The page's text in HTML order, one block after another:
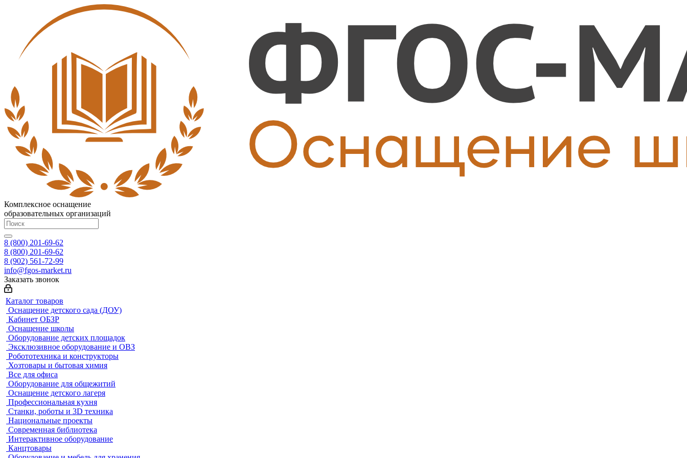
Комплексное оснащение
образовательных организаций
8 (800) 201-69-62
8 (800) 201-69-62
8 (902) 561-72-99
info@fgos-market.ru
Заказать звонок
Каталог товаров
Оснащение детского сада (ДОУ)
Кабинет ОБЗР
Оснащение школы
Оборудование детских площадок
Эксклюзивное оборудование и ОВЗ
Робототехника и конструкторы
Хозтовары и бытовая химия
Все для офиса
Оборудование для общежитий
Оснащение детского лагеря
Профессиональная кухня
Станки, роботы и 3D техника
Национальные проекты
Современная библиотека
Интерактивное оборудование
Канцтовары